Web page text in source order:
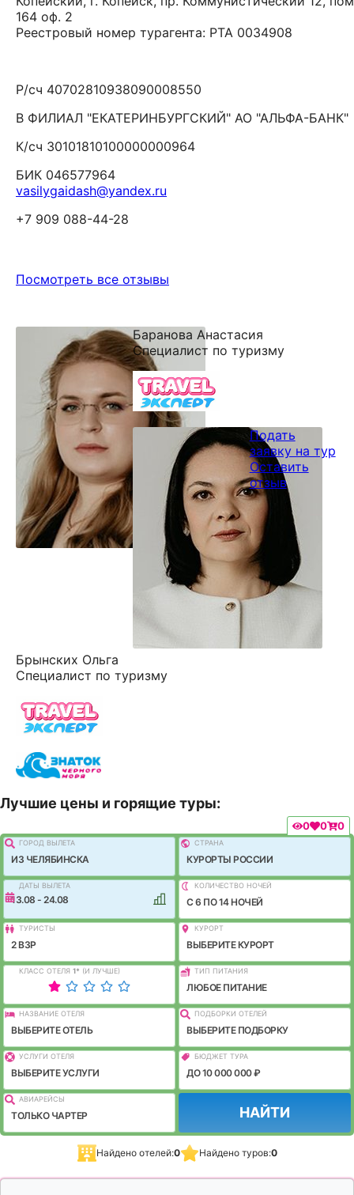
164 оф. 2
Реестровый номер турагента: РТА 0034908
Р/сч 40702810938090008550
В ФИЛИАЛ "ЕКАТЕРИНБУРГСКИЙ" АО "АЛЬФА-БАНК"
К/сч 30101810100000000964
БИК 046577964
vasilygaidash@yandex.ru
+7 909 088-44-28
Посмотреть все отзывы
Баранова Анастасия
Специалист по туризму
Брынских Ольга
Специалист по туризму
Подать
заявку на тур
Оставить
отзыв
Лучшие цены и горящие туры:
0 0 0
ГОРОД ВЫЛEТА
ИЗ ЧЕЛЯБИНСКА
СТРАНА
КУРОРТЫ РОССИИ
ДАТЫ ВЫЛЕТА
13.08 - 24.08
КОЛИЧЕСТВО НОЧЕЙ
C 6 ПО 14 НОЧЕЙ
ТУРИСТЫ
2 ВЗР
КУРОРТ
ВЫБЕРИТЕ КУРОРТ
КЛАСС ОТЕЛЯ 1* (И ЛУЧШЕ) ТИП ПИТАНИЯ
ЛЮБОЕ ПИТАНИЕ
НАЗВАНИЕ ОТЕЛЯ
ВЫБЕРИТЕ ОТЕЛЬ
ПОДБОРКИ ОТЕЛЕЙ
ВЫБЕРИТЕ ПОДБОРКУ
УСЛУГИ ОТЕЛЯ
ВЫБЕРИТЕ УСЛУГИ
БЮДЖЕТ ТУРА
ДО 10 000 000 ₽
АВИАРЕЙСЫ
ТОЛЬКО ЧАРТЕР НАЙТИ
Найдено отелей:0 Найдено туров:0